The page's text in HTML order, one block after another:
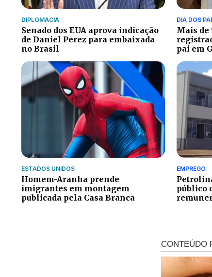
DIPLOMACIA
Senado dos EUA aprova indicação
de Daniel Perez para embaixada
no Brasil
DIA DOS
Mais de
pai em
ESTADOS UNIDOS
Homem-Aranha prende
imigrantes em montagem
publicada pela Casa Branca
EMPREGO
público